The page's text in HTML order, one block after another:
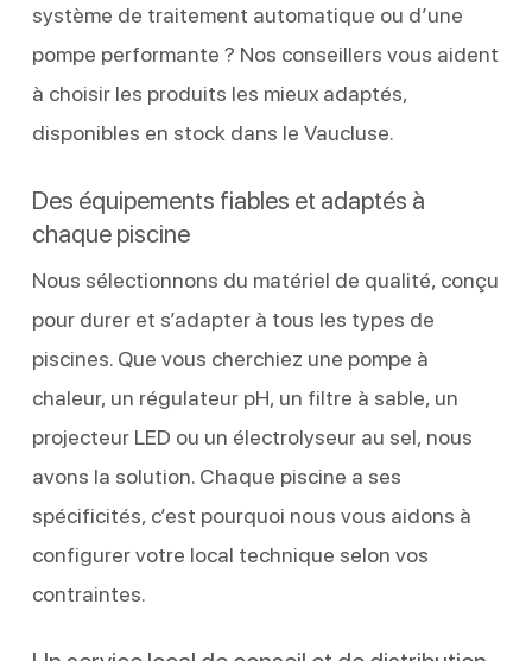
système de traitement automatique ou d’une
pompe performante ? Nos conseillers vous aident
à choisir les produits les mieux adaptés,
disponibles en stock dans le Vaucluse.
Des équipements fiables et adaptés à
chaque piscine
Nous sélectionnons du matériel de qualité, conçu
pour durer et s’adapter à tous les types de
piscines. Que vous cherchiez une pompe à
chaleur, un régulateur pH, un filtre à sable, un
projecteur LED ou un électrolyseur au sel, nous
avons la solution. Chaque piscine a ses
spécificités, c’est pourquoi nous vous aidons à
configurer votre local technique selon vos
contraintes.